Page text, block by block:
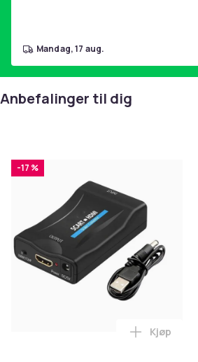
mandag, 17 aug.
Anbefalinger til dig
-17 %
Legg
Kjøp